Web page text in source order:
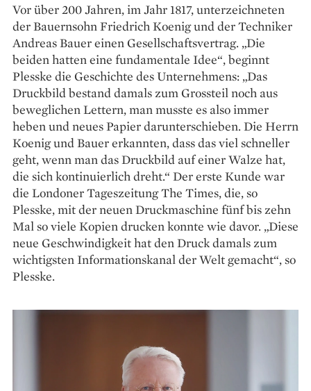
Vor über 200 Jahren, im Jahr 1817, unterzeichneten
der Bauernsohn Friedrich Koenig und der Techniker
Andreas Bauer ­einen Gesellschafts­vertrag. „Die
beiden hatten eine ­fundamentale Idee“, ­beginnt
Plesske die Geschichte des ­Unternehmens: „Das
Druckbild bestand damals zum Grossteil noch aus
beweg­lichen Lettern, man musste es also immer
heben und neues Papier da­runterschieben. Die Herrn
­Koenig und Bauer erkannten, dass das viel schneller
geht, wenn man das Druckbild auf einer Walze hat,
die sich kontinuierlich dreht.“ Der erste Kunde war
die Londoner Tages­zeitung The Times, die, so
Plesske, mit der neuen Druckmaschine fünf bis zehn
Mal so viele Kopien drucken konnte wie davor. „Diese
neue Geschwindigkeit hat den Druck damals zum
wichtigsten Informationskanal der Welt gemacht“, so
Plesske.